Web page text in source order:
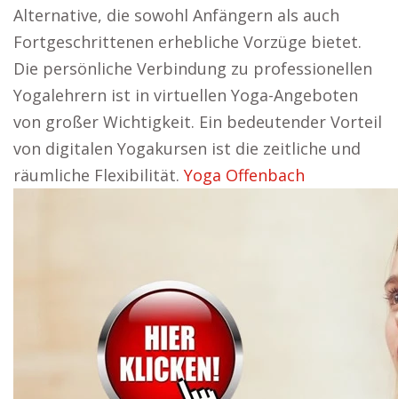
Alternative, die sowohl Anfängern als auch
Fortgeschrittenen erhebliche Vorzüge bietet.
Die persönliche Verbindung zu professionellen
Yogalehrern ist in virtuellen Yoga-Angeboten
von großer Wichtigkeit. Ein bedeutender Vorteil
von digitalen Yogakursen ist die zeitliche und
räumliche Flexibilität. Yoga Offenbach